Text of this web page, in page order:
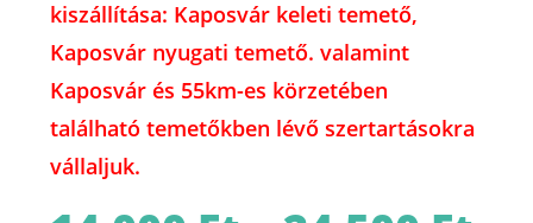
kiszállítása: Kaposvár keleti temető,
Kaposvár nyugati temető. valamint
Kaposvár és 55km-es körzetében
található temetőkben lévő szertartásokra
vállaljuk.